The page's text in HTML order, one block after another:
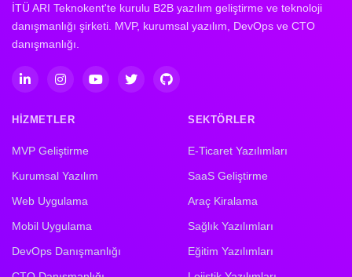
İTÜ ARI Teknokent'te kurulu B2B yazılım geliştirme ve teknoloji
danışmanlığı şirketi. MVP, kurumsal yazılım, DevOps ve CTO
danışmanlığı.
HIZMETLER
MVP Geliştirme
Kurumsal Yazılım
Web Uygulama
Mobil Uygulama
DevOps Danışmanlığı
SEKTÖRLER
E-Ticaret Yazılımları
SaaS Geliştirme
Araç Kiralama
Sağlık Yazılımları
Eğitim Yazılımları